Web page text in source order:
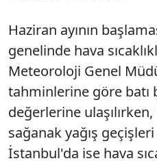
Haziran ayının
genelinde hava
Meteoroloji Genel
tahminlerine göre batı
değerlerine
sağanak yağış
İstanbul'da ise hava